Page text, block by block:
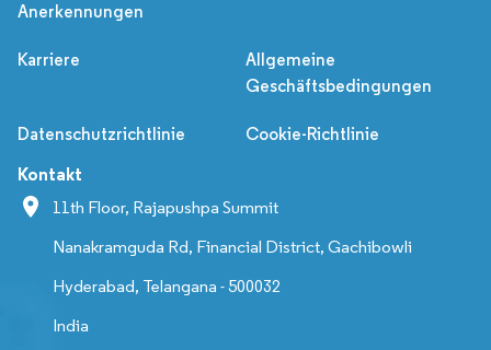
Anerkennungen
Karriere
Allgemeine
Geschäftsbedingungen
Datenschutzrichtlinie Cookie-Richtlinie
Kontakt
11th Floor, Rajapushpa Summit
Nanakramguda Rd, Financial District, Gachibowli
Hyderabad, Telangana - 500032
India